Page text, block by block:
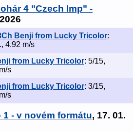
4 "Czech Imp" -
Benji from Lucky Tricolor:
4.92 m/s
from Lucky Tricolor: 5/15,
s
from Lucky Tricolor: 3/15,
s
- v novém formátu, 17. 01.